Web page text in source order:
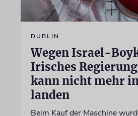
DUBLIN
Wegen Israel-
Irisches
kann nicht mehr
landen
Beim Kauf der Maschine